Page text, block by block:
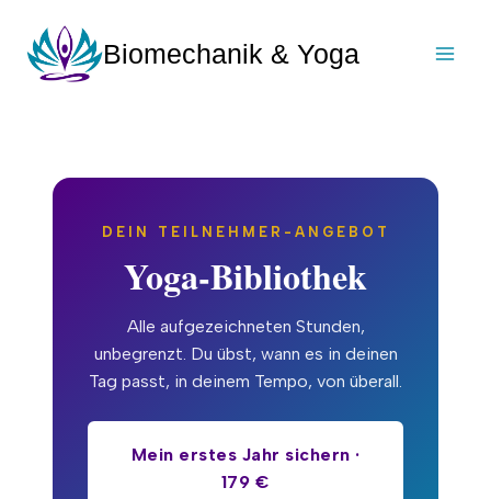
Inhalt
springen
Biomechanik & Yoga
DEIN TEILNEHMER-ANGEBOT
Yoga-Bibliothek
Alle aufgezeichneten Stunden,
unbegrenzt. Du übst, wann es in deinen
Tag passt, in deinem Tempo, von überall.
Mein erstes Jahr sichern ·
179 €